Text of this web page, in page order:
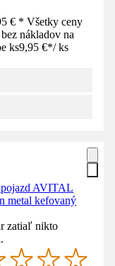
€ * Všetky ceny
nákladov na
ks9,95 €*/ ks
AVITAL
metal kefovaný
zatiaľ nikto